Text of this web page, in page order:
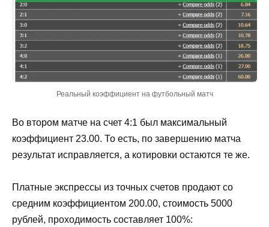
Реальный коэффициент на футбольный матч
Во втором матче на счет 4:1 был максимальный
коэффициент 23.00. То есть, по завершению матча
результат исправляется, а котировки остаются те же.
Платные экспрессы из точных счетов продают со
средним коэффициентом 200.00, стоимость 5000
рублей, проходимость составляет 100%: